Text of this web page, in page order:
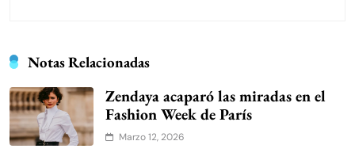
Notas Relacionadas
Zendaya acaparó las miradas en el
Fashion Week de París
Marzo 12, 2026